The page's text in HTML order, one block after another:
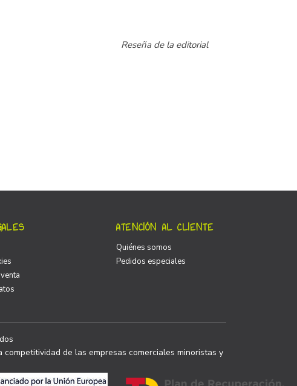
Reseña de la editorial
ATENCIÓN AL CLIENTE
Quiénes somos
Pedidos especiales
de las empresas comerciales minoristas y